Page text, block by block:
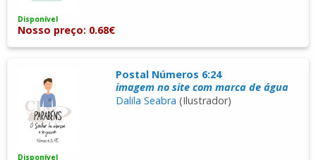
Disponível
Nosso preço: 0.68€
Postal Números 6:24
imagem no site com marca de água
Dalila Seabra (Ilustrador)
Disponível